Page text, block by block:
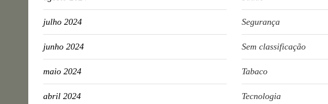
julho 2024
junho 2024
maio 2024
abril 2024
Segurança
Sem classificação
Tabaco
Tecnologia